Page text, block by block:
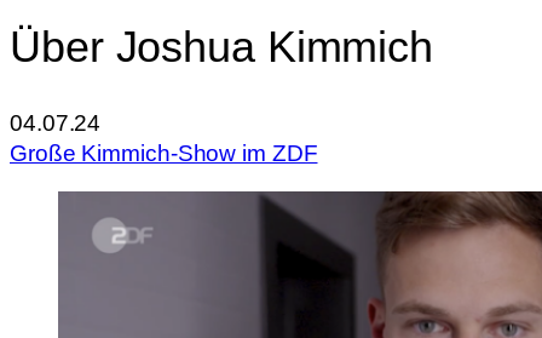
Über Joshua Kimmich
04.07.24
Große Kimmich-Show im ZDF